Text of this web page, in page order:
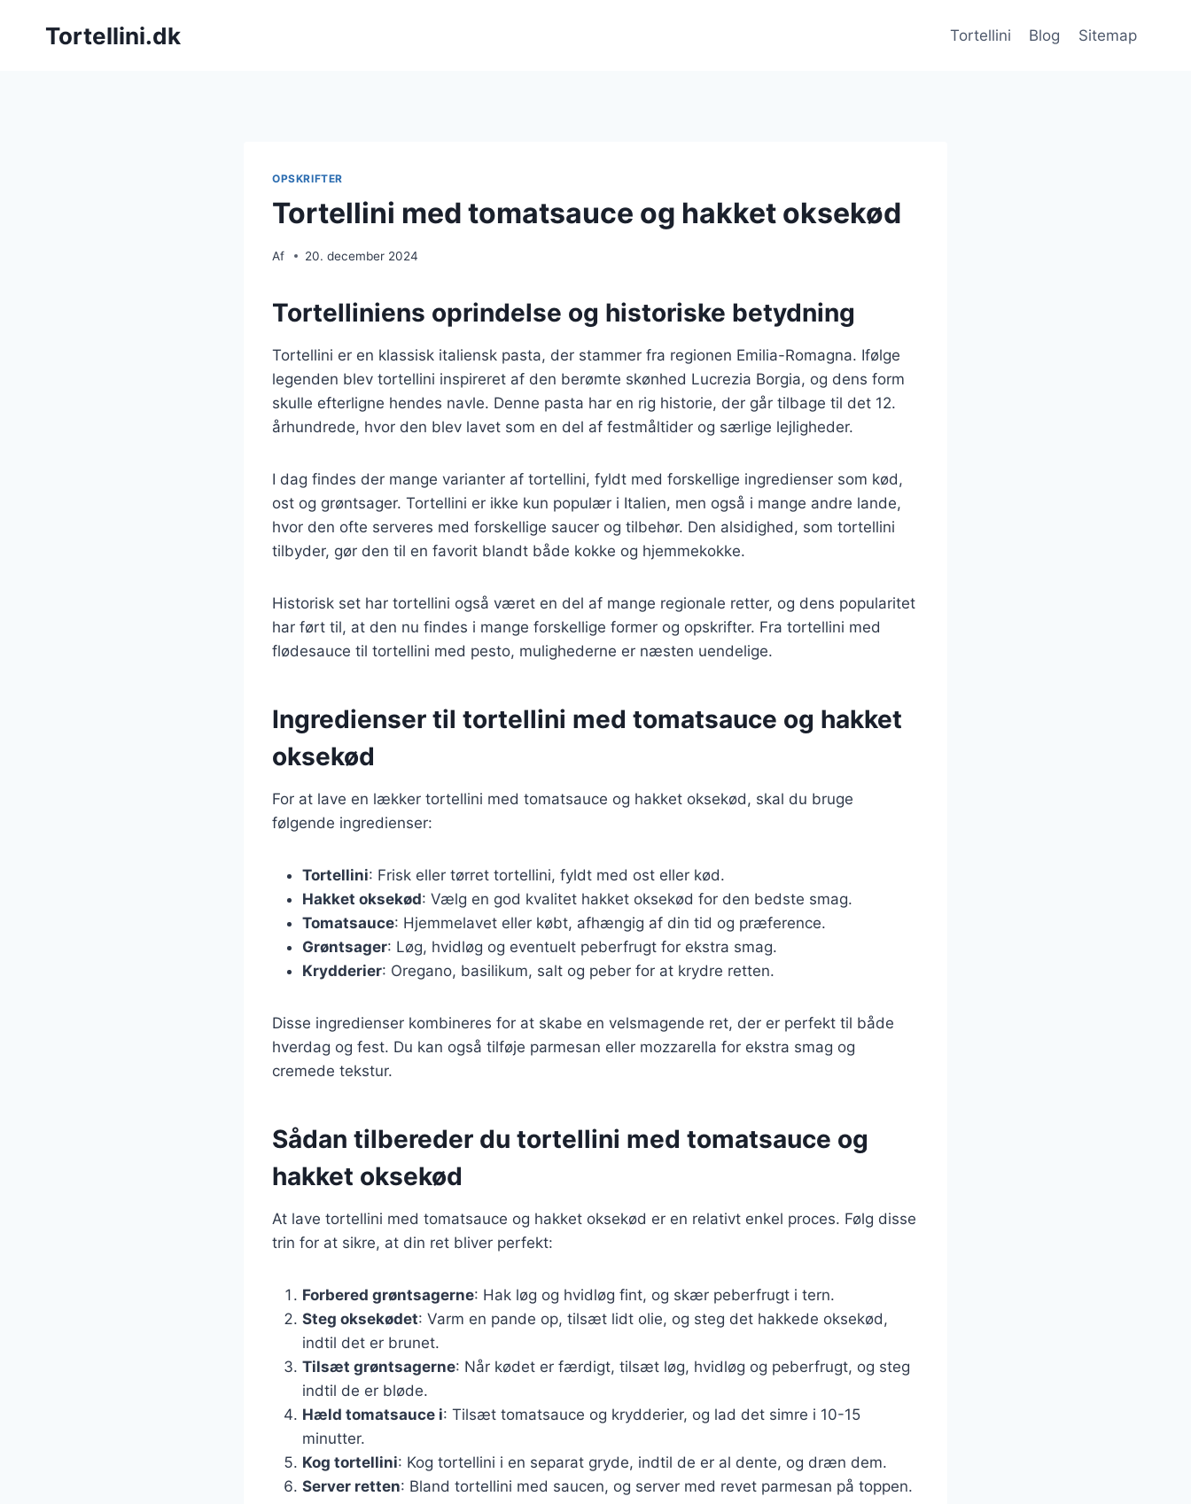
Tortellini.dk Tortellini Blog Sitemap
OPSKRIFTER
Tortellini med tomatsauce og hakket oksekød
Af 20. december 2024
Tortelliniens oprindelse og historiske betydning
Tortellini er en klassisk italiensk pasta, der stammer fra regionen Emilia-Romagna. Ifølge
legenden blev tortellini inspireret af den berømte skønhed Lucrezia Borgia, og dens form
skulle efterligne hendes navle. Denne pasta har en rig historie, der går tilbage til det 12.
århundrede, hvor den blev lavet som en del af festmåltider og særlige lejligheder.
I dag findes der mange varianter af tortellini, fyldt med forskellige ingredienser som kød,
ost og grøntsager. Tortellini er ikke kun populær i Italien, men også i mange andre lande,
hvor den ofte serveres med forskellige saucer og tilbehør. Den alsidighed, som tortellini
tilbyder, gør den til en favorit blandt både kokke og hjemmekokke.
Historisk set har tortellini også været en del af mange regionale retter, og dens popularitet
har ført til, at den nu findes i mange forskellige former og opskrifter. Fra tortellini med
flødesauce til tortellini med pesto, mulighederne er næsten uendelige.
Ingredienser til tortellini med tomatsauce og hakket
oksekød
For at lave en lækker tortellini med tomatsauce og hakket oksekød, skal du bruge
følgende ingredienser:
Tortellini: Frisk eller tørret tortellini, fyldt med ost eller kød.
Hakket oksekød: Vælg en god kvalitet hakket oksekød for den bedste smag.
Tomatsauce: Hjemmelavet eller købt, afhængig af din tid og præference.
Grøntsager: Løg, hvidløg og eventuelt peberfrugt for ekstra smag.
Krydderier: Oregano, basilikum, salt og peber for at krydre retten.
Disse ingredienser kombineres for at skabe en velsmagende ret, der er perfekt til både
hverdag og fest. Du kan også tilføje parmesan eller mozzarella for ekstra smag og
cremede tekstur.
Sådan tilbereder du tortellini med tomatsauce og
hakket oksekød
At lave tortellini med tomatsauce og hakket oksekød er en relativt enkel proces. Følg disse
trin for at sikre, at din ret bliver perfekt:
Forbered grøntsagerne: Hak løg og hvidløg fint, og skær peberfrugt i tern.
Steg oksekødet: Varm en pande op, tilsæt lidt olie, og steg det hakkede oksekød,
indtil det er brunet.
Tilsæt grøntsagerne: Når kødet er færdigt, tilsæt løg, hvidløg og peberfrugt, og steg
indtil de er bløde.
Hæld tomatsauce i: Tilsæt tomatsauce og krydderier, og lad det simre i 10-15
minutter.
Kog tortellini: Kog tortellini i en separat gryde, indtil de er al dente, og dræn dem.
Server retten: Bland tortellini med saucen, og server med revet parmesan på toppen.